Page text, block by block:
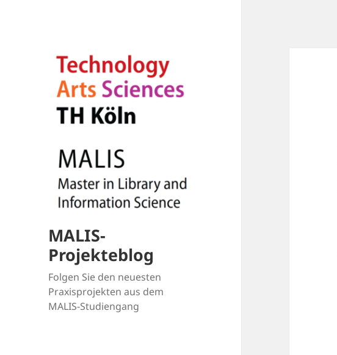
MALIS-
Projekteblog
Folgen Sie den neuesten
Praxisprojekten aus dem
MALIS-Studiengang